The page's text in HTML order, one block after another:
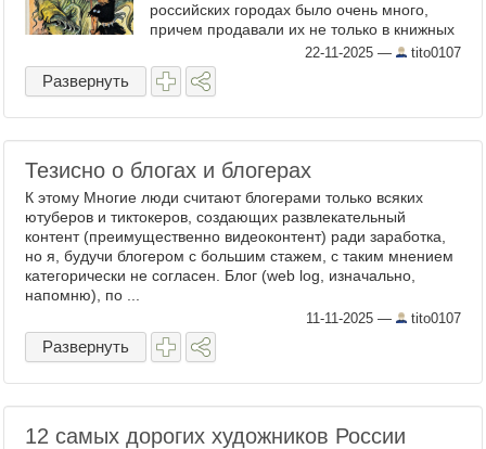
российских городах было очень много,
причем продавали их не только в книжных
магазинах (многие старые, советские,
книжные магазины в те годы, ...
22-11-2025 — tito0107
Развернуть
Тезисно о блогах и блогерах
К этому Многие люди считают блогерами только всяких
ютуберов и тиктокеров, создающих развлекательный
контент (преимущественно видеоконтент) ради заработка,
но я, будучи блогером с большим стажем, с таким мнением
категорически не согласен. Блог (web log, изначально,
напомню), по ...
11-11-2025 — tito0107
Развернуть
12 самых дорогих художников России